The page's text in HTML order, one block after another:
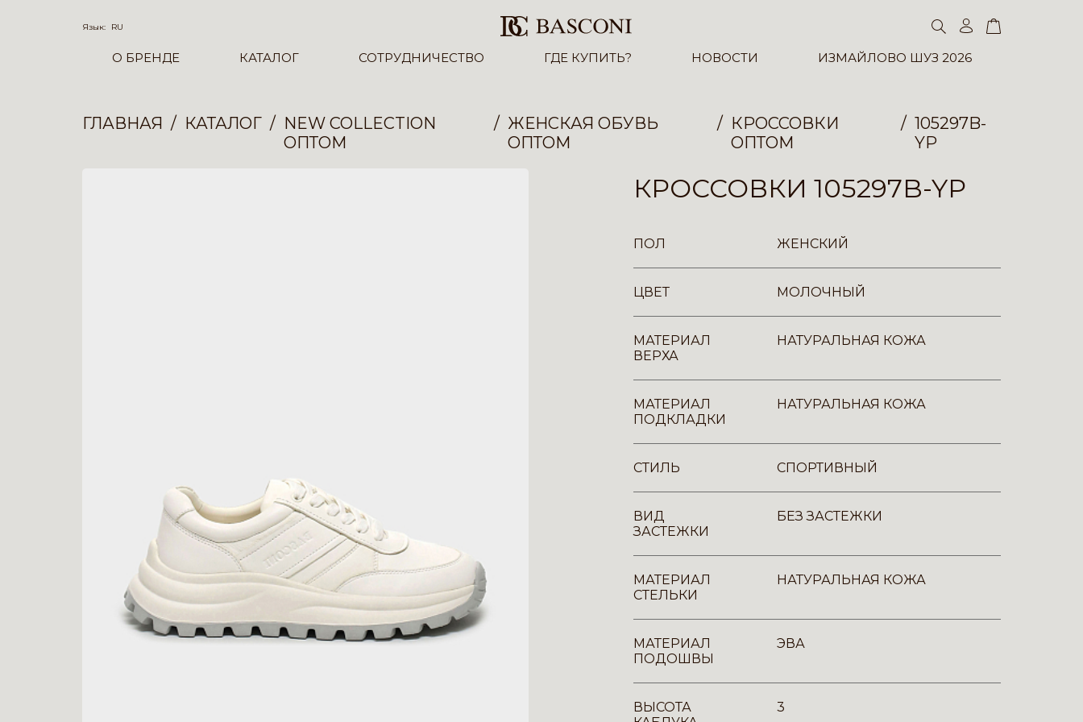
Язык: RU
О БРЕНДЕ КАТАЛОГ СОТРУДНИЧЕСТВО ГДЕ КУПИТЬ? НОВОСТИ ИЗМАЙЛОВО ШУЗ 2026
ГЛАВНАЯ КАТАЛОГ
NEW COLLECTION
ОПТОМ
ЖЕНСКАЯ ОБУВЬ
ОПТОМ
КРОССОВКИ
ОПТОМ
105297B-
YP
КРОССОВКИ 105297B-YP
ПОЛ ЖЕНСКИЙ
ЦВЕТ МОЛОЧНЫЙ
МАТЕРИАЛ
ВЕРХА
НАТУРАЛЬНАЯ КОЖА
МАТЕРИАЛ
ПОДКЛАДКИ
НАТУРАЛЬНАЯ КОЖА
СТИЛЬ СПОРТИВНЫЙ
ВИД
ЗАСТЕЖКИ
БЕЗ ЗАСТЕЖКИ
МАТЕРИАЛ
СТЕЛЬКИ
НАТУРАЛЬНАЯ КОЖА
МАТЕРИАЛ
ПОДОШВЫ
ЭВА
ВЫСОТА
3